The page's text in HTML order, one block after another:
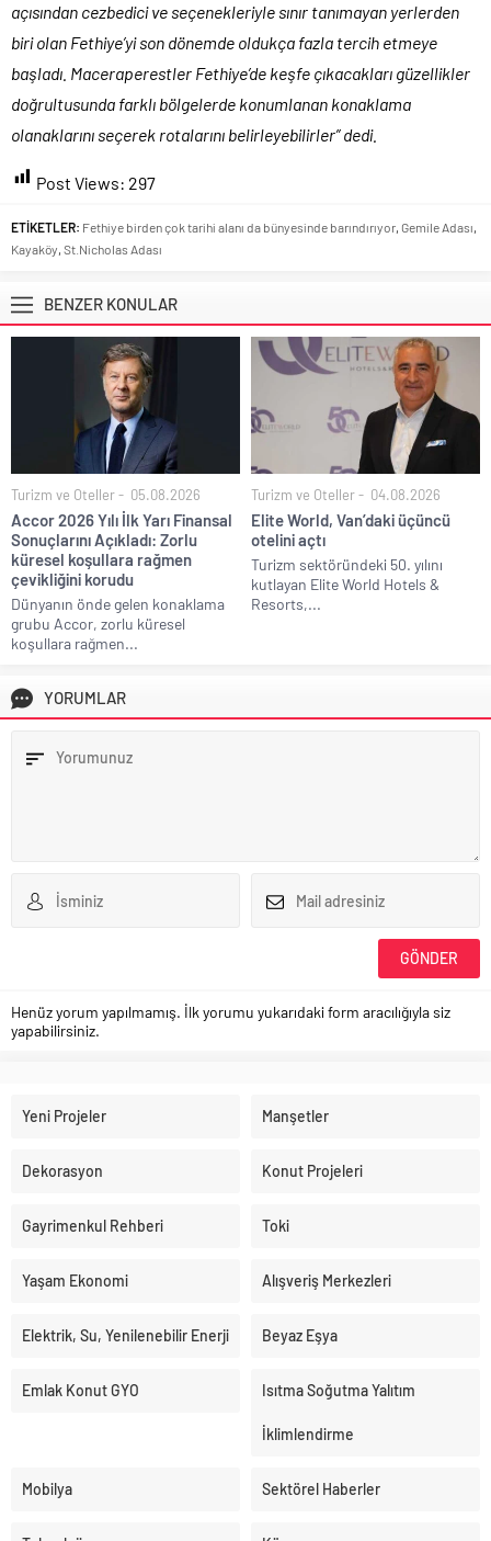
açısından cezbedici ve seçenekleriyle sınır tanımayan yerlerden
biri olan Fethiye’yi son dönemde oldukça fazla tercih etmeye
başladı. Maceraperestler Fethiye’de keşfe çıkacakları güzellikler
doğrultusunda farklı bölgelerde konumlanan konaklama
olanaklarını seçerek rotalarını belirleyebilirler” dedi.
Post Views: 297
ETİKETLER: Fethiye birden çok tarihi alanı da bünyesinde barındırıyor Gemile Adası
Kayaköy St.Nicholas Adası
BENZER KONULAR
Turizm ve Oteller 05.08.2026
Accor 2026 Yılı İlk Yarı Finansal
Sonuçlarını Açıkladı: Zorlu
küresel koşullara rağmen
çevikliğini korudu
Dünyanın önde gelen konaklama
grubu Accor, zorlu küresel
koşullara rağmen...
Turizm ve Oteller 04.08.2026
Elite World, Van’daki üçüncü
otelini açtı
Turizm sektöründeki 50. yılını
kutlayan Elite World Hotels &
Resorts,...
YORUMLAR
Henüz yorum yapılmamış. İlk yorumu yukarıdaki form aracılığıyla siz
yapabilirsiniz.
Yeni Projeler Manşetler
Dekorasyon Konut Projeleri
Gayrimenkul Rehberi Toki
Yaşam Ekonomi Alışveriş Merkezleri
Elektrik, Su, Yenilenebilir Enerji Beyaz Eşya
Emlak Konut GYO Isıtma Soğutma Yalıtım
İklimlendirme
Mobilya Sektörel Haberler